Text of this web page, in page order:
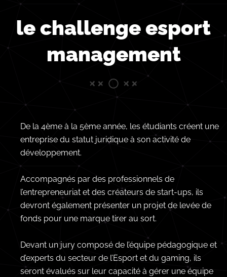
le challenge esport
management
De la 4ème à la 5ème année, les étudiants créent une
entreprise du statut juridique à son activité de
développement.
Accompagnés par des professionnels de
l’entrepreneuriat et des créateurs de start-ups, ils
devront également présenter un projet de levée de
fonds pour une marque tirer au sort.
Devant un jury composé de l’équipe pédagogique et
d’experts du secteur de l’Esport et du gaming, ils
seront évalués sur leur capacité à gérer une équipe